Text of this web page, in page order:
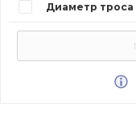
Диаметр троса